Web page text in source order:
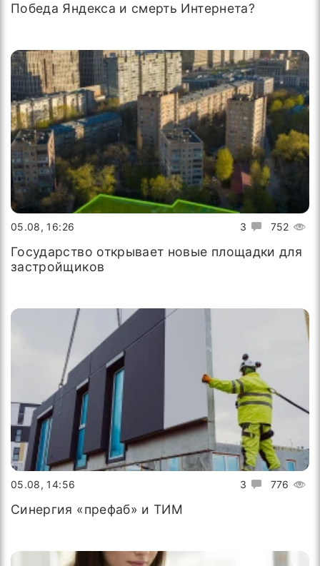
Победа Яндекса и смерть Интернета?
3 752
05.08, 16:26
Государство открывает новые площадки для
застройщиков
3 776
05.08, 14:56
Синергия «префаб» и ТИМ